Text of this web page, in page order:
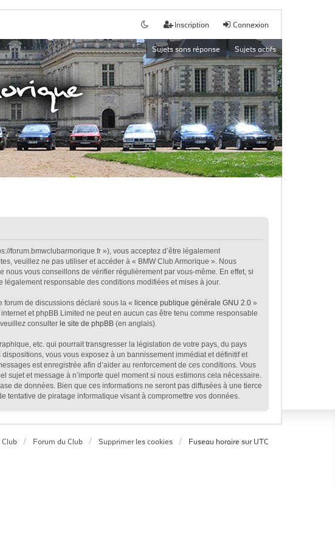
Connexion
Inscription
Sujets sans réponse Sujets actifs
forum.bmwclubarmorique.fr »), vous acceptez d’être légalement
veuillez ne pas utiliser et accéder à « BMW Club Armorique ». Nous
vous conseillons de vérifier régulièrement par vous-même. En effet, si
légalement responsable des conditions modifiées et mises à jour.
de discussions déclaré sous la « licence publique générale GNU 2.0 »
et phpBB Limited ne peut en aucun cas être tenu comme responsable
consulter le site de phpBB (en anglais).
etc. qui pourrait transgresser la législation de votre pays, du pays
vous vous exposez à un bannissement immédiat et définitif et
est enregistrée afin d’aider au renforcement de ces conditions. Vous
sujet et message à n’importe quel moment si nous estimons cela nécessaire.
de données. Bien que ces informations ne seront pas diffusées à une tierce
tentative de piratage informatique visant à compromettre vos données.
Forum du Club Supprimer les cookies Fuseau horaire surUTC